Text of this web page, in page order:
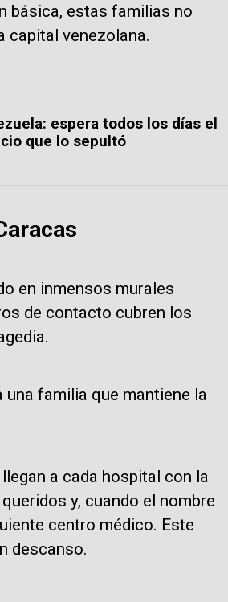
básica, estas familias no
capital venezolana.
espera todos los días el
que lo sepultó
en inmensos murales
de contacto cubren los
una familia que mantiene la
a cada hospital con la
y, cuando el nombre
centro médico. Este
descanso.